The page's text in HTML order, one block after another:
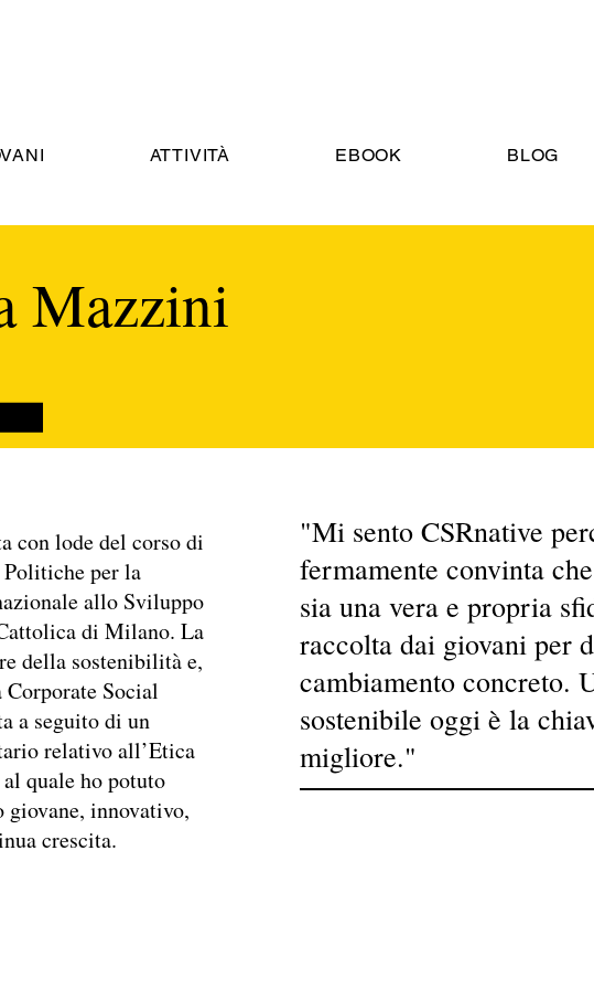
ATTIVITÀ EBOOK BLOG
Mazzini
con lode del corso di
per la
allo Sviluppo
di Milano. La
della sostenibilità e,
Social
a seguito di un
relativo all’Etica
quale ho potuto
giovane, innovativo,
crescita.
"Mi sento CSRnative
fermamente convinta
sia una vera e propria
raccolta dai giovani per
cambiamento concreto.
sostenibile oggi è la
migliore."